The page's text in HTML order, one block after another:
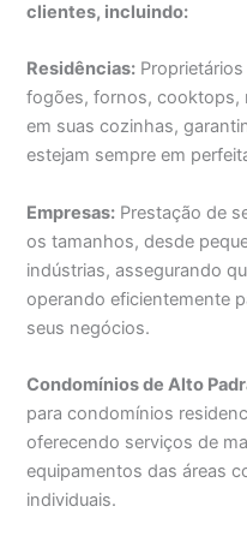
clientes, incluindo:
Residências:
fogões, fornos, cooktops,
em suas cozinhas,
estejam sempre em
Empresas: Prestação de
os tamanhos, desde
indústrias, assegurando
operando eficientemente
seus negócios.
Condomínios de Alto
para condomínios
oferecendo serviços de
equipamentos das áreas
individuais.